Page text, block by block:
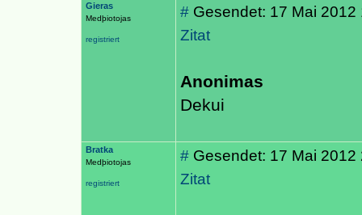
Gieras
Medþiotojas
registriert
# Gesendet: 17 Mai 2012
Zitat
Anonimas
Dekui
Bratka
Medþiotojas
registriert
# Gesendet: 17 Mai 2012
Zitat